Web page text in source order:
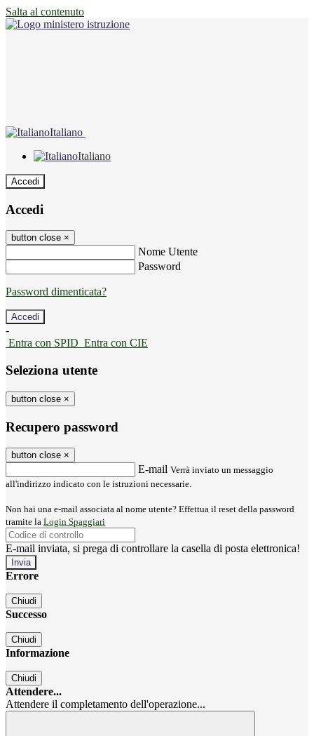
Salta al contenuto
Italiano
Italiano
Accedi
Accedi
button close ×
Nome Utente
Password
Password dimenticata?
-
Entra con SPID Entra con CIE
Seleziona utente
button close ×
Recupero password
button close ×
E-mail Verrà inviato un messaggio
all'indirizzo indicato con le istruzioni necessarie.
Non hai una e-mail associata al nome utente? Effettua il reset della password
tramite la Login Spaggiari
E-mail inviata, si prega di controllare la casella di posta elettronica!
Errore
Chiudi
Successo
Chiudi
Informazione
Chiudi
Attendere...
Attendere il completamento dell'operazione...